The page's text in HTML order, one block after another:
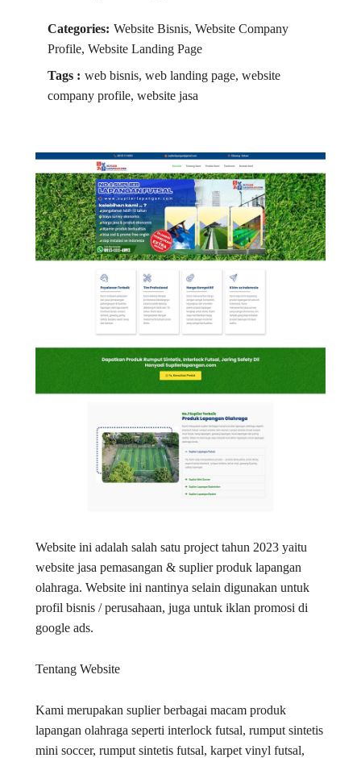
Categories: Website Bisnis, Website Company
Profile, Website Landing Page
Tags : web bisnis, web landing page, website
company profile, website jasa
Website ini adalah salah satu project tahun 2023 yaitu
website jasa pemasangan & suplier produk lapangan
olahraga. Website ini nantinya selain digunakan untuk
profil bisnis / perusahaan, juga untuk iklan promosi di
google ads.
Tentang Website
Kami merupakan suplier berbagai macam produk
lapangan olahraga seperti interlock futsal, rumput sintetis
mini soccer, rumput sintetis futsal, karpet vinyl futsal,